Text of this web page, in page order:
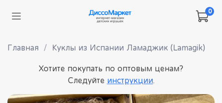
0
Главная Куклы из Испании Ламаджик (Lamagik)
Хотите покупать по оптовым ценам?
Следуйте инструкции.